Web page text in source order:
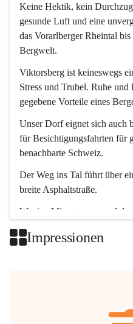
Keine Hektik, kein
gesunde Luft und eine
das Vorarlberger Rheintal
Bergwelt.
Viktorsberg ist keineswegs
Stress und Trubel. Ruhe und
gegebene Vorteile eines
Unser Dorf eignet sich auch
für Besichtigungsfahrten für
benachbarte Schweiz.
Der Weg ins Tal führt über
breite Asphaltstraße.
Wenige Minuten nur, und
Impressionen